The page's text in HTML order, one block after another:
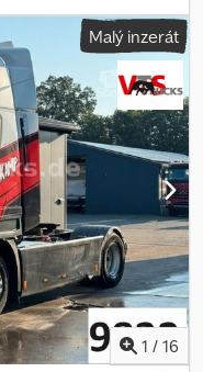
, Turbodúchadlo je
Nie je možné
je motor a
priestoru 6,50 m Výška
m
Malý inzerát
1 / 16